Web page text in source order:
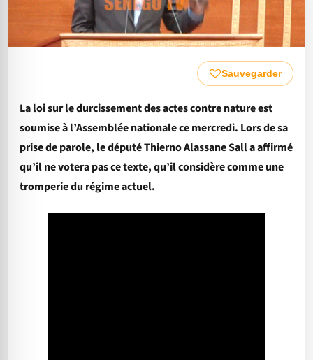
Sauvegarder
La loi sur le durcissement des actes contre nature est
soumise à l’Assemblée nationale ce mercredi. Lors de sa
prise de parole, le député Thierno Alassane Sall a affirmé
qu’il ne votera pas ce texte, qu’il considère comme une
tromperie du régime actuel.